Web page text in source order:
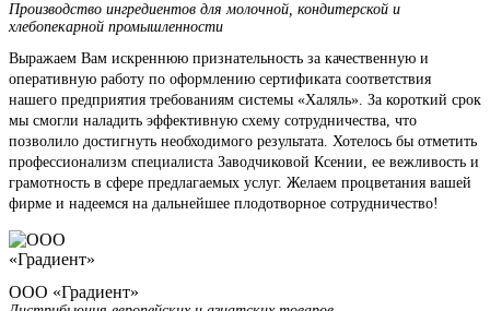
Производство ингредиентов для молочной, кондитерской и
хлебопекарной промышленности
Выражаем Вам искреннюю признательность за качественную и
оперативную работу по оформлению сертификата соответствия
нашего предприятия требованиям системы «Халяль». За короткий срок
мы смогли наладить эффективную схему сотрудничества, что
позволило достигнуть необходимого результата. Хотелось бы отметить
профессионализм специалиста Заводчиковой Ксении, ее вежливость и
грамотность в сфере предлагаемых услуг. Желаем процветания вашей
фирме и надеемся на дальнейшее плодотворное сотрудничество!
ООО «Градиент»